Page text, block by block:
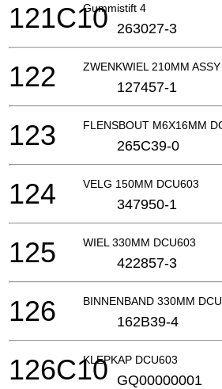
Gummistift 4
121C10 263027-3
ZWENKWIEL 210MM
122 127457-1
FLENSBOUT M6X16MM
123 265C39-0
VELG 150MM DCU603
124 347950-1
WIEL 330MM DCU603
125 422857-3
BINNENBAND 330MM
126 162B39-4
KLEPKAP DCU603
126C10 GQ00000001